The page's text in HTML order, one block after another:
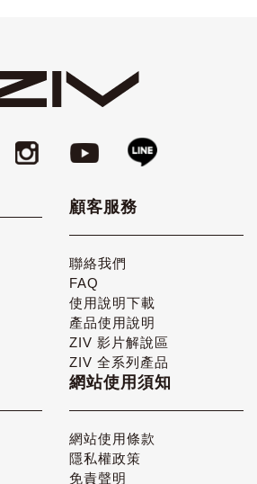
顧客服務
聯絡我們
FAQ
使用說明下載
產品使用說明
ZIV 影片解說區
ZIV 全系列產品
網站使用須知
網站使用條款
隱私權政策
免責聲明